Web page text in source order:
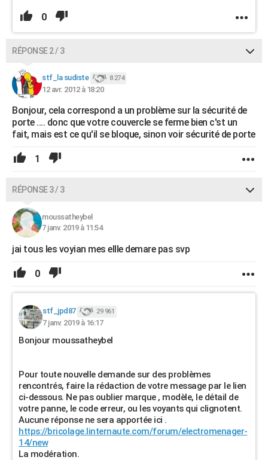
0
RÉPONSE 2 / 3
stf_la sudiste 8 274
12 avr. 2012 à 18:20
Bonjour, cela correspond a un problème sur la sécurité de
porte .... donc que votre couvercle se ferme bien c'st un
fait, mais est ce qu'il se bloque, sinon voir sécurité de porte
1
RÉPONSE 3 / 3
moussatheybel
7 janv. 2019 à 11:54
jai tous les voyian mes ellle demare pas svp
0
stf_jpd87 29 961
7 janv. 2019 à 16:17
Bonjour moussatheybel
Pour toute nouvelle demande sur des problèmes
rencontrés, faire la rédaction de votre message par le lien
ci-dessous. Ne pas oublier marque , modèle, le détail de
votre panne, le code erreur, ou les voyants qui clignotent.
Aucune réponse ne sera apportée ici .
https://bricolage.linternaute.com/forum/electromenager-
14/new
La modération.